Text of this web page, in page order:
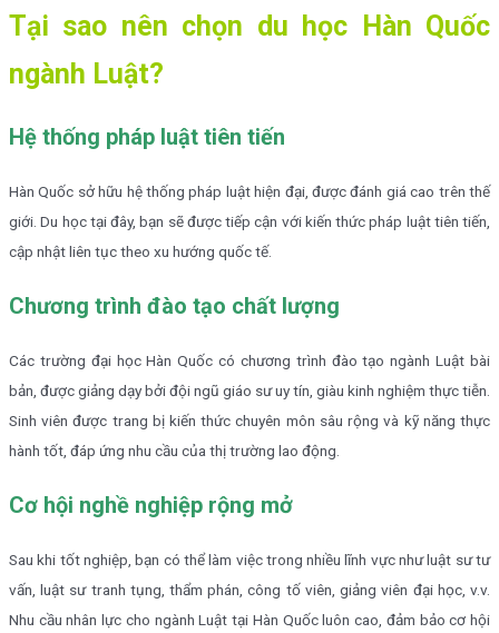
Tại sao nên chọn du học Hàn Quốc
ngành Luật?
Hệ thống pháp luật tiên tiến
Hàn Quốc sở hữu hệ thống pháp luật hiện đại, được đánh giá cao trên thế
giới. Du học tại đây, bạn sẽ được tiếp cận với kiến thức pháp luật tiên tiến,
cập nhật liên tục theo xu hướng quốc tế.
Chương trình đào tạo chất lượng
Các trường đại học Hàn Quốc có chương trình đào tạo ngành Luật bài
bản, được giảng dạy bởi đội ngũ giáo sư uy tín, giàu kinh nghiệm thực tiễn.
Sinh viên được trang bị kiến thức chuyên môn sâu rộng và kỹ năng thực
hành tốt, đáp ứng nhu cầu của thị trường lao động.
Cơ hội nghề nghiệp rộng mở
Sau khi tốt nghiệp, bạn có thể làm việc trong nhiều lĩnh vực như luật sư tư
vấn, luật sư tranh tụng, thẩm phán, công tố viên, giảng viên đại học, v.v.
Nhu cầu nhân lực cho ngành Luật tại Hàn Quốc luôn cao, đảm bảo cơ hội